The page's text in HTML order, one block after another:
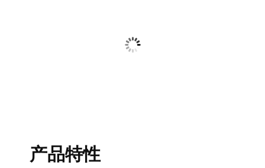
产品特性